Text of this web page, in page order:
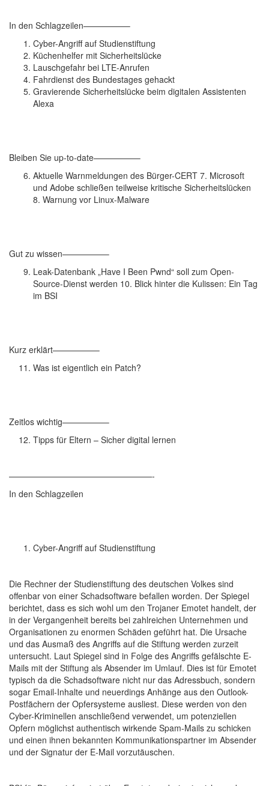
In den Schlagzeilen—————–
Cyber-Angriff auf Studienstiftung
Küchenhelfer mit Sicherheitslücke
Lauschgefahr bei LTE-Anrufen
Fahrdienst des Bundestages gehackt
Gravierende Sicherheitslücke beim digitalen Assistenten
Alexa
Bleiben Sie up-to-date—————–
Aktuelle Warnmeldungen des Bürger-CERT 7. Microsoft
und Adobe schließen teilweise kritische Sicherheitslücken
8. Warnung vor Linux-Malware
Gut zu wissen—————–
Leak-Datenbank „Have I Been Pwnd“ soll zum Open-
Source-Dienst werden 10. Blick hinter die Kulissen: Ein Tag
im BSI
Kurz erklärt—————–
Was ist eigentlich ein Patch?
Zeitlos wichtig—————–
Tipps für Eltern – Sicher digital lernen
—————————————————-
In den Schlagzeilen
Cyber-Angriff auf Studienstiftung
Die Rechner der Studienstiftung des deutschen Volkes sind
offenbar von einer Schadsoftware befallen worden. Der Spiegel
berichtet, dass es sich wohl um den Trojaner Emotet handelt, der
in der Vergangenheit bereits bei zahlreichen Unternehmen und
Organisationen zu enormen Schäden geführt hat. Die Ursache
und das Ausmaß des Angriffs auf die Stiftung werden zurzeit
untersucht. Laut Spiegel sind in Folge des Angriffs gefälschte E-
Mails mit der Stiftung als Absender im Umlauf. Dies ist für Emotet
typisch da die Schadsoftware nicht nur das Adressbuch, sondern
sogar Email-Inhalte und neuerdings Anhänge aus den Outlook-
Postfächern der Opfersysteme ausliest. Diese werden von den
Cyber-Kriminellen anschließend verwendet, um potenziellen
Opfern möglichst authentisch wirkende Spam-Mails zu schicken
und einen ihnen bekannten Kommunikationspartner im Absender
und der Signatur der E-Mail vorzutäuschen.